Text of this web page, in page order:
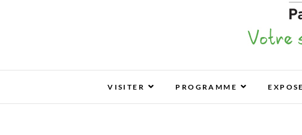
Z&B Tours
ZEN & BIO : VOS SALONS BIO, BIEN-ÊTRE ET
VISITER PROGRAMME